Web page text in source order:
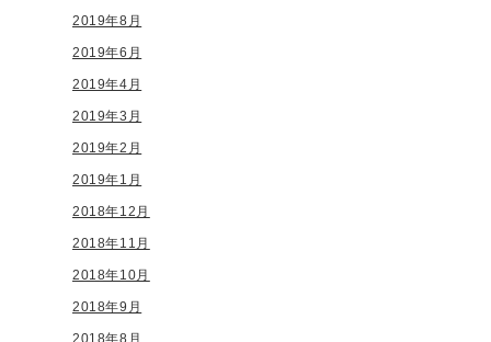
2019年8月
2019年6月
2019年4月
2019年3月
2019年2月
2019年1月
2018年12月
2018年11月
2018年10月
2018年9月
2018年8月